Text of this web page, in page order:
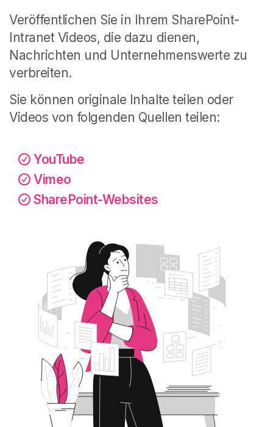
Veröffentlichen Sie in Ihrem SharePoint-
Intranet Videos, die dazu dienen,
Nachrichten und Unternehmenswerte zu
verbreiten.
Sie können originale Inhalte teilen oder
Videos von folgenden Quellen teilen:
YouTube
Vimeo
SharePoint-Websites